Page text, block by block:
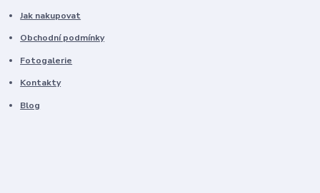
Jak nakupovat
Obchodní podmínky
Fotogalerie
Kontakty
Blog